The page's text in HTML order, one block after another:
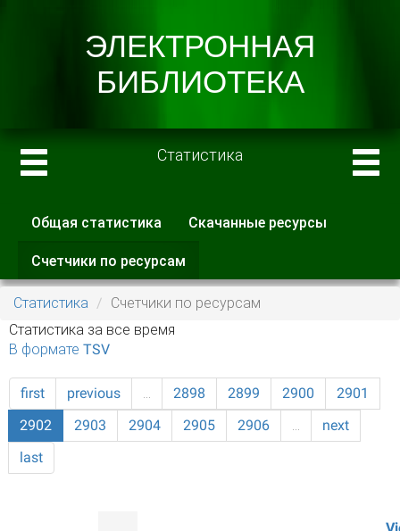
Статистика
Главные вкладки
Общая статистика Скачанные ресурсы
Счетчики по ресурсам
вкладка)
Статистика
Счетчики по ресурсам
Статистика за все время
В формате TSV
first previous … 2898 2899 2900
2901
2902
2903 2904 2905 2906 …
next
last